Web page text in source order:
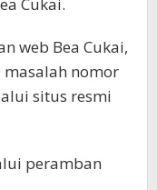
web Bea Cukai,
nomor
situs resmi
peramban